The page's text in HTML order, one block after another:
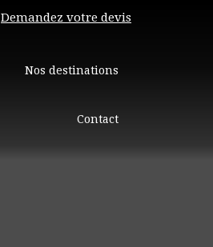
Demandez votre devis
Nos destinations
Contact